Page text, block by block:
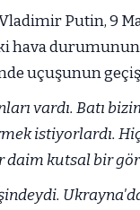
Putin, 9
hava
uçuşunun
vardı. Batı
istiyorlardı.
daim kutsal bir